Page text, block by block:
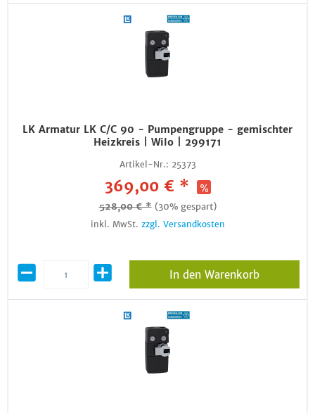
LK Armatur LK C/C 90 - Pumpengruppe - gemischter
Heizkreis | Wilo | 299171
Artikel-Nr.: 25373
369,00 € *
528,00 € * (30% gespart)
inkl. MwSt. zzgl. Versandkosten
In den Warenkorb